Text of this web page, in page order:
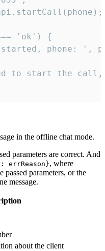
'ok') {
phone: ',
to start the
in the offline chat mode.
parameters are correct. And
, where
passed parameters, or the
message.
about the client